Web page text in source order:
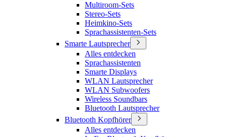
Multiroom-Sets
Stereo-Sets
Heimkino-Sets
Sprachassistenten-Sets
Smarte Lautsprecher
Alles entdecken
Sprachassistenten
Smarte Displays
WLAN Lautsprecher
WLAN Subwoofers
Wireless Soundbars
Bluetooth Lautsprecher
Bluetooth Kopfhörer
Alles entdecken